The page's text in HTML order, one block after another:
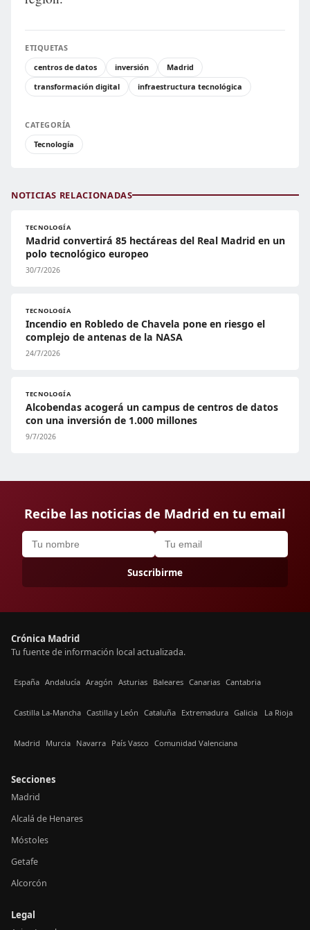
ETIQUETAS
centros de datos
inversión
Madrid
transformación digital
infraestructura tecnológica
CATEGORÍA
Tecnología
NOTICIAS RELACIONADAS
TECNOLOGÍA
Madrid convertirá 85 hectáreas del Real Madrid en un
polo tecnológico europeo
30/7/2026
TECNOLOGÍA
Incendio en Robledo de Chavela pone en riesgo el
complejo de antenas de la NASA
24/7/2026
TECNOLOGÍA
Alcobendas acogerá un campus de centros de datos
con una inversión de 1.000 millones
9/7/2026
Recibe las noticias de Madrid en tu email
Suscribirme
Crónica Madrid
Tu fuente de información local actualizada.
España Andalucía Aragón Asturias Baleares Canarias Cantabria
Castilla La-Mancha Castilla y León Cataluña Extremadura Galicia La Rioja
Madrid Murcia Navarra País Vasco Comunidad Valenciana
Secciones
Madrid
Alcalá de Henares
Móstoles
Getafe
Alcorcón
Legal